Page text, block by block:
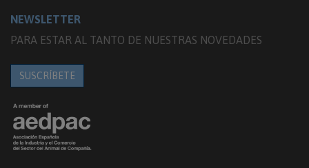
NEWSLETTER
PARA ESTAR AL TANTO DE NUESTRAS NOVEDADES
SUSCRÍBETE